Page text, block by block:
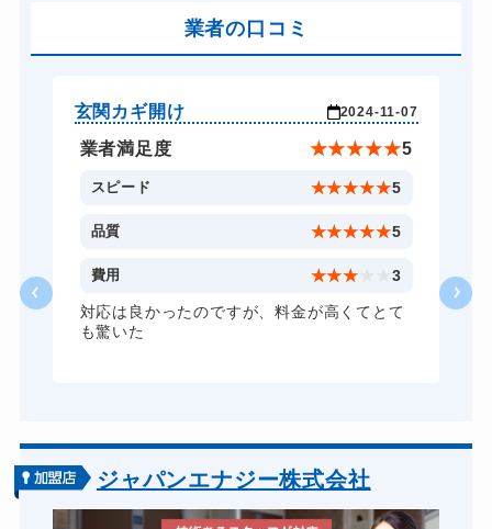
バイクカギ開け 13,200円～(税込)
バイクカギ作成 16,500円～(税込)...
スーツケースカギ開け 8,800円～(税込)
スーツケースカギ作成 8,800円～(税込)
14,300円～(税込)
11,000円～(税込)
金庫カギ交換
ドアノブカギ作成
ドアノブカギ交換
業者の口コミ
玄関カギ開け 2024-11-07
業者満足度 ★★★★★5
スピード ★★★★★5
品質 ★★★★★5
費用 ★★★ 3
対応は良かったのですが、料金が高くてとて
も驚いた
ジャパンエナジー株式会社